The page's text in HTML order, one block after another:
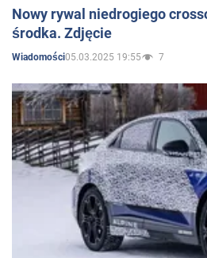
Nowy rywal niedrogiego
środka. Zdjęcie
Wiadomości05.03.2025 19:55 7